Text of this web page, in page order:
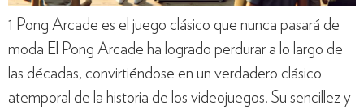
1 Pong Arcade es el juego clásico que nunca pasará de
moda El Pong Arcade ha logrado perdurar a lo largo de
las décadas, convirtiéndose en un verdadero clásico
atemporal de la historia de los videojuegos. Su sencillez y